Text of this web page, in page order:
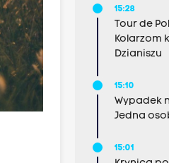
15:28
Tour de
Kolarzom
Dzianiszu
15:10
Wypadek
Jedna
15:01